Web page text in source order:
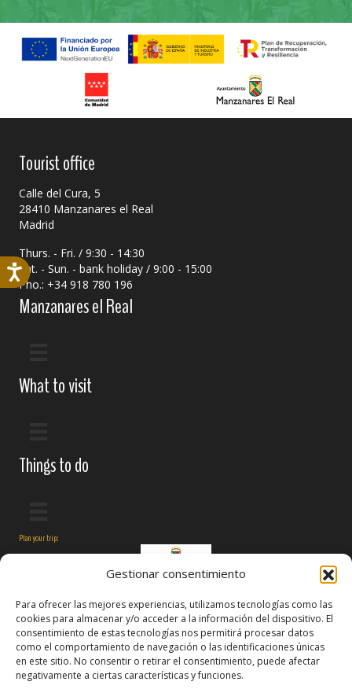
Gestionar consentimiento
Para ofrecer las mejores experiencias, utilizamos tecnologías como las
cookies para almacenar y/o acceder a la información del dispositivo. El
consentimiento de estas tecnologías nos permitirá procesar datos
como el comportamiento de navegación o las identificaciones únicas
en este sitio. No consentir o retirar el consentimiento, puede afectar
negativamente a ciertas características y funciones.
Tourist office
Calle del Cura, 5
28410 Manzanares el Real
Madrid
Thurs. - Fri. / 9:30 - 14:30
Sat. - Sun. - bank holiday / 9:00 - 15:00
Pho.: +34 918 780 196
Manzanares el Real
What to visit
Things to do
Plan your trip:
Follow us on: